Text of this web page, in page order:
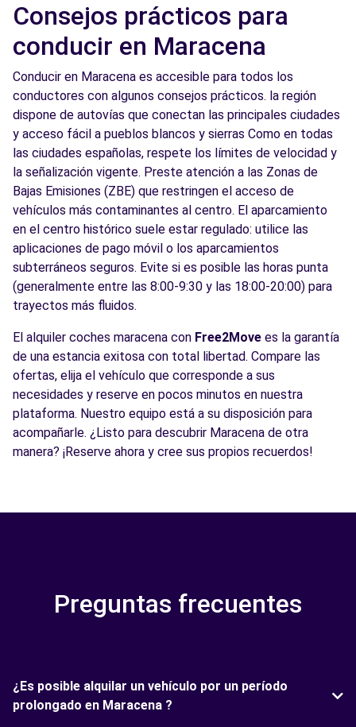
Consejos prácticos para
conducir en Maracena
Conducir en Maracena es accesible para todos los
conductores con algunos consejos prácticos. la región
dispone de autovías que conectan las principales ciudades
y acceso fácil a pueblos blancos y sierras Como en todas
las ciudades españolas, respete los límites de velocidad y
la señalización vigente. Preste atención a las Zonas de
Bajas Emisiones (ZBE) que restringen el acceso de
vehículos más contaminantes al centro. El aparcamiento
en el centro histórico suele estar regulado: utilice las
aplicaciones de pago móvil o los aparcamientos
subterráneos seguros. Evite si es posible las horas punta
(generalmente entre las 8:00-9:30 y las 18:00-20:00) para
trayectos más fluidos.
El alquiler coches maracena con Free2Move es la garantía
de una estancia exitosa con total libertad. Compare las
ofertas, elija el vehículo que corresponde a sus
necesidades y reserve en pocos minutos en nuestra
plataforma. Nuestro equipo está a su disposición para
acompañarle. ¿Listo para descubrir Maracena de otra
manera? ¡Reserve ahora y cree sus propios recuerdos!
Preguntas frecuentes
¿Es posible alquilar un vehículo por un período
prolongado en Maracena ?